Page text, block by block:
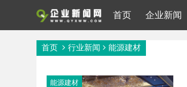
首页 企业新闻
首页 行业新闻 能源建材
能源建材